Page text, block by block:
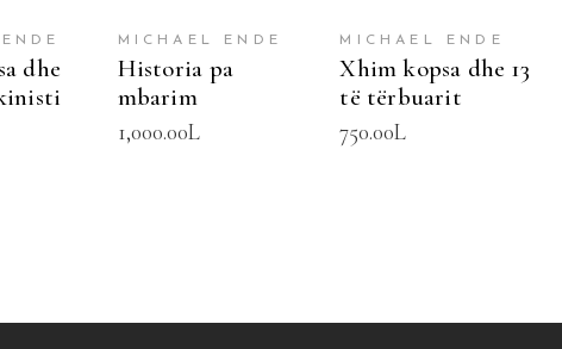
dhe
MICHAEL ENDE
Historia pa
mbarim
1,000.00L
MICHAEL ENDE
Xhim kopsa dhe 13
të tërbuarit
750.00L